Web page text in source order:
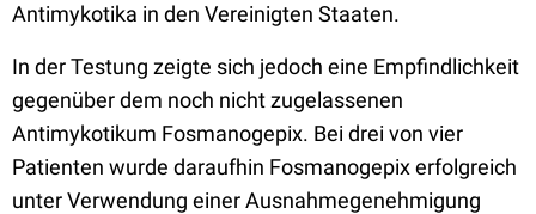
Antimykotika in den Vereinigten Staaten.
In der Testung zeigte sich jedoch eine Empfindlichkeit
gegenüber dem noch nicht zugelassenen
Antimykotikum Fosmanogepix. Bei drei von vier
Patienten wurde daraufhin Fosmanogepix erfolgreich
unter Verwendung einer Ausnahmegenehmigung